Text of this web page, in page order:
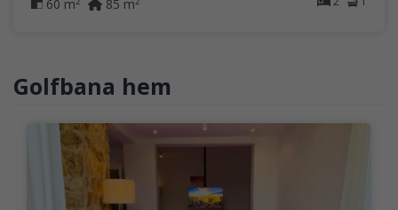
60 m 85 m
Golfbana hem